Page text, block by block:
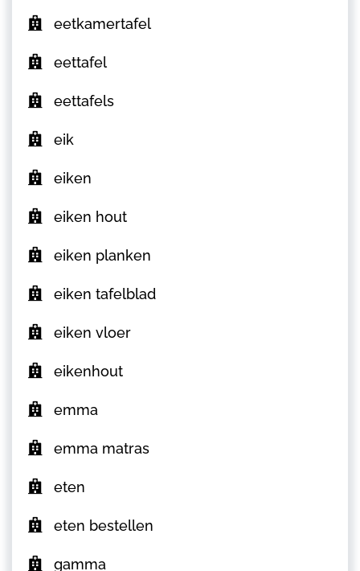
eetkamertafel
eettafel
eettafels
eik
eiken
eiken hout
eiken planken
eiken tafelblad
eiken vloer
eikenhout
emma
emma matras
eten
eten bestellen
gamma